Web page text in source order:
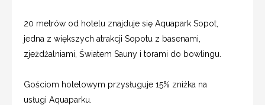
20 metrów od hotelu znajduje się Aquapark Sopot,
jedna z większych atrakcji Sopotu z basenami,
zjeżdżalniami, Światem Sauny i torami do bowlingu.
Gościom hotelowym przysługuje 15% zniżka na
usługi Aquaparku.